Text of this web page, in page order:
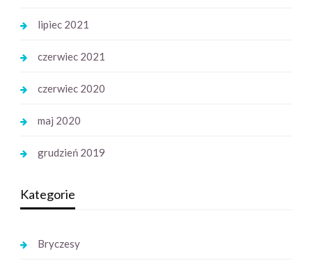
lipiec 2021
czerwiec 2021
czerwiec 2020
maj 2020
grudzień 2019
Kategorie
Bryczesy